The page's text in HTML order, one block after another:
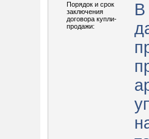
Порядок и срок
заключения
договора купли-
продажи:
В